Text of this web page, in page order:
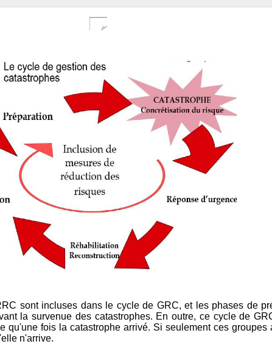
sont incluses dans le cycle de GRC, et les phases de
la survenue des catastrophes. En outre, ce cycle de
qu'une fois la catastrophe arrivé. Si seulement ces
n'arrive.